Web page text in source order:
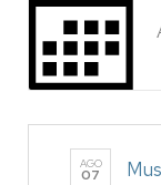
AGO
07